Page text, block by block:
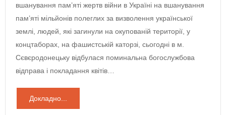
вшанування пам’яті жертв війни в Україні на вшанування
пам’яті мільйонів полеглих за визволення української
землі, людей, які загинули на окупованій території, у
концтаборах, на фашистській каторзі, сьогодні в м.
Сєвєродонецьку відбулася поминальна богослужбова
відправа і покладання квітів…
Докладно...